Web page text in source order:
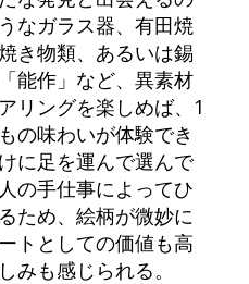
なガラス器、有田焼
き物類、あるいは錫
能作」など、異素材
リングを楽しめば、1
の味わいが体験でき
に足を運んで選んで
の手仕事によってひ
ため、絵柄が微妙に
トとしての価値も高
みも感じられる。